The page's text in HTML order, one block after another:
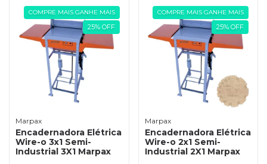
COMPRE MAIS GANHE MAIS
25% OFF
Marpax
Encadernadora Elétrica
Wire-o 3x1 Semi-
Industrial 3X1 Marpax
COMPRE MAIS GANHE MAIS
25% OFF
Marpax
Encadernadora Elétrica
Wire-o 2x1 Semi-
Industrial 2X1 Marpax